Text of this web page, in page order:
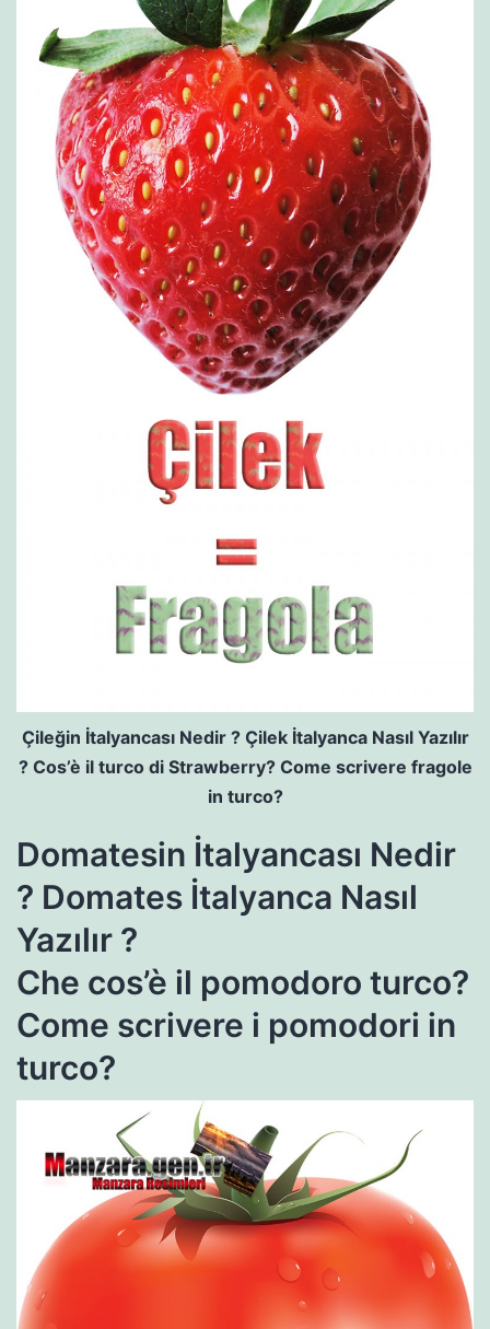
Çileğin İtalyancası Nedir ? Çilek İtalyanca Nasıl Yazılır
? Cos’è il turco di Strawberry? Come scrivere fragole
in turco?
Domatesin İtalyancası Nedir
? Domates İtalyanca Nasıl
Yazılır ?
Che cos’è il pomodoro turco?
Come scrivere i pomodori in
turco?